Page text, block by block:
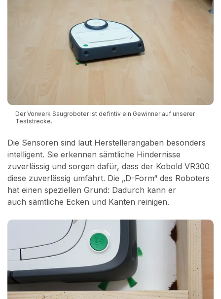
Der Vorwerk Saugroboter ist defintiv ein Gewinner auf unserer
Teststrecke.
Die Sensoren sind laut Herstellerangaben besonders
intelligent. Sie erkennen sämtliche Hindernisse
zuverlässig und sorgen dafür, dass der Kobold VR300
diese zuverlässig umfährt. Die „D-Form“ des Roboters
hat einen speziellen Grund: Dadurch kann er
auch sämtliche Ecken und Kanten reinigen.